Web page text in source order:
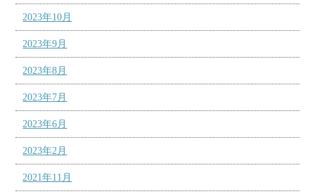
2023年10月
2023年9月
2023年8月
2023年7月
2023年6月
2023年2月
2021年11月